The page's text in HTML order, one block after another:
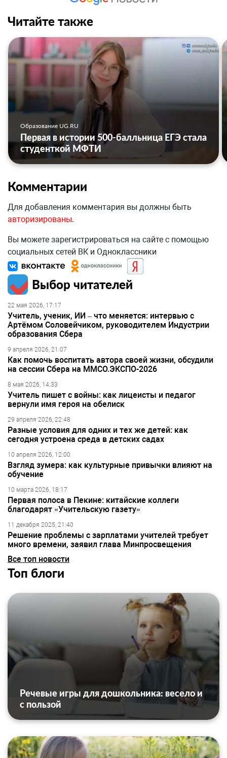
Читайте также
Образование UG.RU
Первая в истории 500-балльница ЕГЭ стала
студенткой МФТИ
Комментарии
Для добавления комментария вы должны быть
авторизированы.
Вы можете зарегистрироваться на сайте с помощью
социальных сетей ВК и Одноклассники
Выбор читателей
22 мая 2026, 17:17
Учитель, ученик, ИИ – что меняется: интервью с
Артёмом Соловейчиком, руководителем Индустрии
образования Сбера
9 апреля 2026, 21:07
Как помочь воспитать автора своей жизни, обсудили
на сессии Сбера на ММСО.ЭКСПО-2026
8 мая 2026, 14:33
Учитель пишет с войны: как лицеисты и педагог
вернули имя героя на обелиск
29 апреля 2026, 22:48
Разные условия для одних и тех же детей: как
сегодня устроена среда в детских садах
10 апреля 2026, 12:00
Взгляд зумера: как культурные привычки влияют на
обучение
10 марта 2026, 18:17
Первая полоса в Пекине: китайские коллеги
благодарят «Учительскую газету»
11 декабря 2025, 21:40
Решение проблемы с зарплатами учителей требует
много времени, заявил глава Минпросвещения
Все топ новости
Топ блоги
Речевые игры для дошкольника: весело и
с пользой